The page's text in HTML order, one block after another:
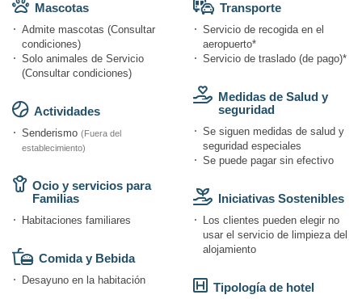
Mascotas
Admite mascotas (Consultar
condiciones)
Solo animales de Servicio
(Consultar condiciones)
Actividades
Senderismo (Fuera del
establecimiento)
Ocio y servicios para
Familias
Habitaciones familiares
Comida y Bebida
Desayuno en la habitación
Transporte
Servicio de recogida en el
aeropuerto*
Servicio de traslado (de pago)*
Medidas de Salud y
seguridad
Se siguen medidas de salud y
seguridad especiales
Se puede pagar sin efectivo
Iniciativas Sostenibles
Los clientes pueden elegir no
usar el servicio de limpieza del
alojamiento
Tipología de hotel